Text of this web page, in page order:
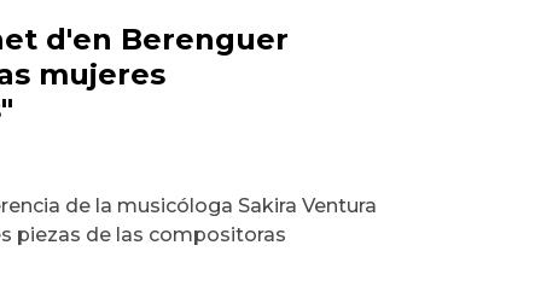
d'en Berenguer
mujeres
de la musicóloga Sakira Ventura
piezas de las compositoras